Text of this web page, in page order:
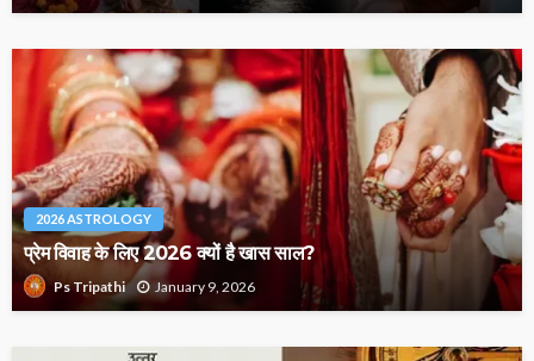
2026 ASTROLOGY
प्रेम विवाह के लिए 2026 क्यों है खास साल?
Ps Tripathi January 9, 2026